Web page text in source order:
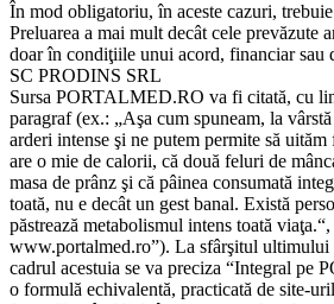
În mod obligatoriu, în aceste cazuri,
Preluarea a mai mult decât cele prevăzute
doar în condiţiile unui acord, financiar sau
SC PRODINS SRL
Sursa PORTALMED.RO va fi citată, cu
paragraf (ex.: „Aşa cum spuneam, la
arderi intense şi ne putem permite să
are o mie de calorii, că două feluri de
masa de prânz şi că pâinea consumată
toată, nu e decât un gest banal. Există
păstrează metabolismul intens toată
www.portalmed.ro”). La sfârşitul ultimului
cadrul acestuia se va preciza “Integral pe
o formulă echivalentă, practicată de site-